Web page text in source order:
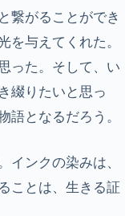
繋がることができ
を与えてくれた。
った。そして、い
綴りたいと思っ
語となるだろう。
インクの染みは、
ことは、生きる証